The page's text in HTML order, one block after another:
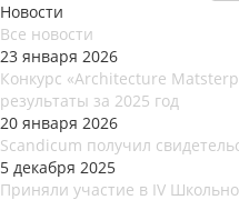
Новости
Все новости
23 января 2026
Конкурс «Architecture
результаты за 2025 год
20 января 2026
Scandicum получил
5 декабря 2025
Приняли участие в IV